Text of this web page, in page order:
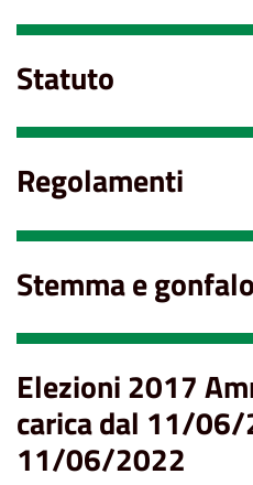
Statuto
Regolamenti
Stemma e
Elezioni 2017
carica dal 11/
11/06/2022